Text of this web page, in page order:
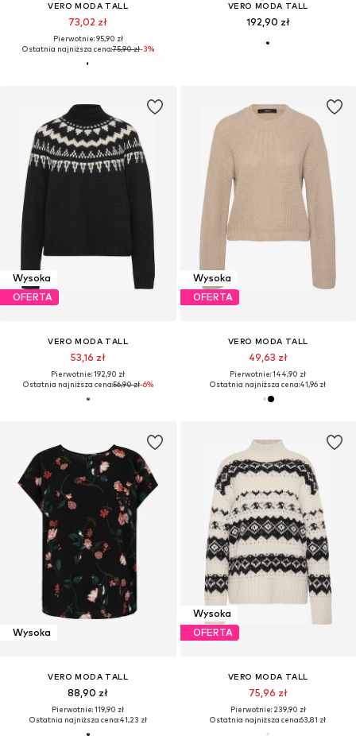
VERO MODA TALL
73,02 zł
Pierwotnie: 95,90 zł
Ostatnia najniższa cena:75,90 zł-3%
VERO MODA TALL
192,90 zł
Wysoka
OFERTA
VERO MODA TALL
53,16 zł
Pierwotnie: 192,90 zł
Ostatnia najniższa cena:56,90 zł-6%
Wysoka
OFERTA
VERO MODA TALL
49,63 zł
Pierwotnie: 144,90 zł
Ostatnia najniższa cena:41,96 zł
Wysoka
VERO MODA TALL
88,90 zł
Pierwotnie: 119,90 zł
Ostatnia najniższa cena:41,23 zł
Wysoka
OFERTA
VERO MODA TALL
75,96 zł
Pierwotnie: 239,90 zł
Ostatnia najniższa cena:63,81 zł